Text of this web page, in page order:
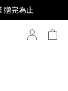
言
贈完為止